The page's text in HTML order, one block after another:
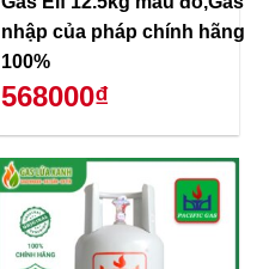
nhập của pháp chính hãng
100%
568000₫